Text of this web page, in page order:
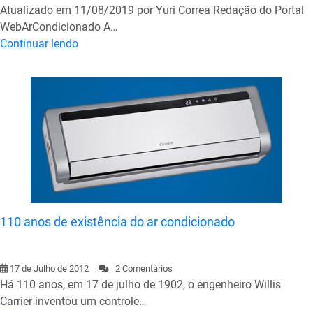
Atualizado em 11/08/2019 por Yuri Correa Redação do Portal
WebArCondicionado A…
Continuar lendo
110 anos de existência do ar condicionado
17 de Julho de 2012 2 Comentários
Há 110 anos, em 17 de julho de 1902, o engenheiro Willis
Carrier inventou um controle…